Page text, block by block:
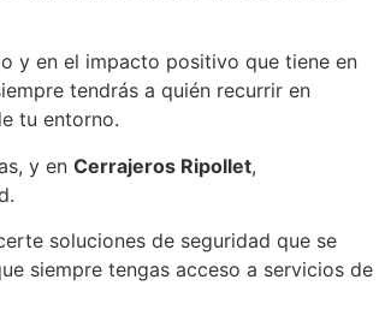
y en el impacto positivo que tiene en
tendrás a quién recurrir en
tu entorno.
y en Cerrajeros Ripollet,
soluciones de seguridad que se
siempre tengas acceso a servicios de